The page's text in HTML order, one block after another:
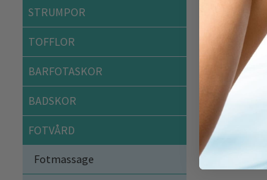
STRUMPOR
TOFFLOR
BARFOTASKOR
BADSKOR
FOTVÅRD
Fotmassage